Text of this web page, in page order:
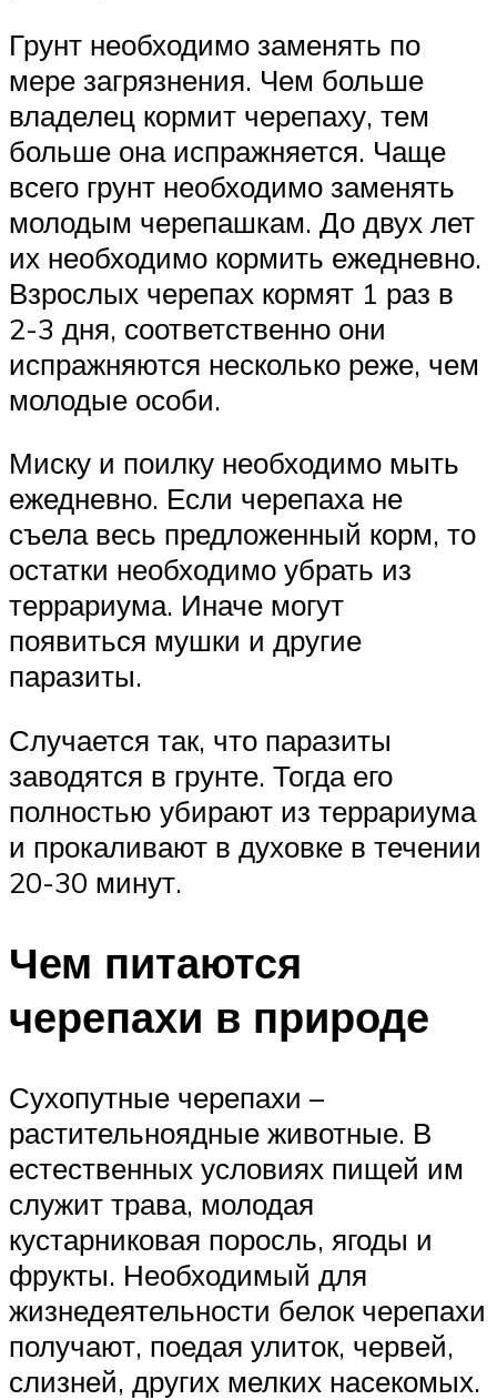
Грунт необходимо заменять по
мере загрязнения. Чем больше
владелец кормит черепаху, тем
больше она испражняется. Чаще
всего грунт необходимо заменять
молодым черепашкам. До двух лет
их необходимо кормить ежедневно.
Взрослых черепах кормят 1 раз в
2-3 дня, соответственно они
испражняются несколько реже, чем
молодые особи.
Миску и поилку необходимо мыть
ежедневно. Если черепаха не
съела весь предложенный корм, то
остатки необходимо убрать из
террариума. Иначе могут
появиться мушки и другие
паразиты.
Случается так, что паразиты
заводятся в грунте. Тогда его
полностью убирают из террариума
и прокаливают в духовке в течении
20-30 минут.
Чем питаются
черепахи в природе
Сухопутные черепахи –
растительноядные животные. В
естественных условиях пищей им
служит трава, молодая
кустарниковая поросль, ягоды и
фрукты. Необходимый для
жизнедеятельности белок черепахи
получают, поедая улиток, червей,
слизней, других мелких насекомых.